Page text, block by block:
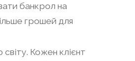
банкрол на
грошей для
Кожен клієнт